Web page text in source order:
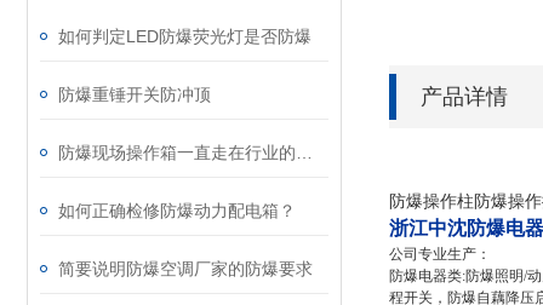
如何判定LED防爆荧光灯是否防爆
防爆重锤开关防冲顶
如何正确检修防爆动力配电箱？
简要说明防爆空调厂家的防爆要求
产品详情
防爆操作柱防爆操
浙江中沈防爆电
公司专业生产：
防爆电器类:防爆照明/
程开关，防爆自藕降压